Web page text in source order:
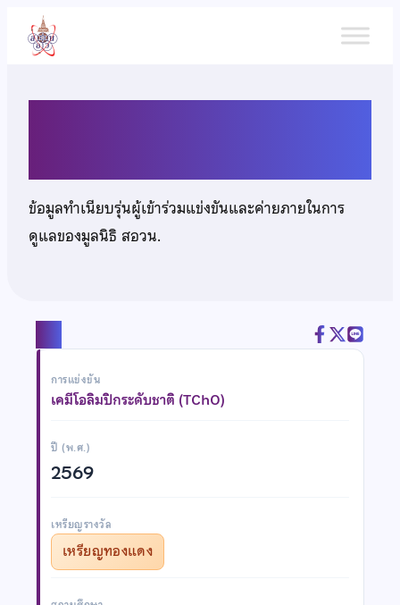
เนื้อหา
ข้อมูลทำเนียบรุ่นผู้เข้าร่วมแข่งขันและค่ายภายในการ
ดูแลของมูลนิธิ สอวน.
การแข่งขัน
เคมีโอลิมปิกระดับชาติ (TChO)
ปี (พ.ศ.)
2569
เหรียญรางวัล
เหรียญทองแดง